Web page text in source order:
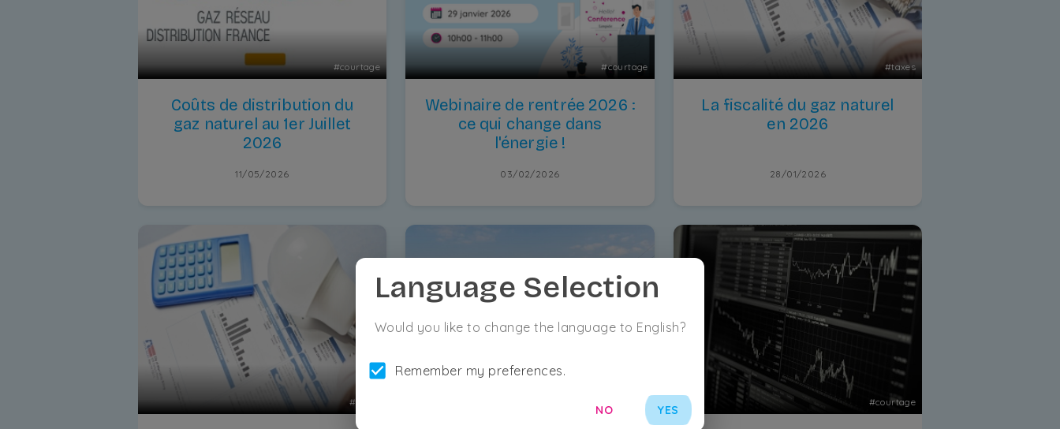
#courtage
Coûts de distribution du
gaz naturel au 1er Juillet
2026
11/05/2026
#courtage
Webinaire de rentrée 2026 :
ce qui change dans
l'énergie !
03/02/2026
#taxes
La fiscalité du gaz naturel
en 2026
28/01/2026
# courtage #courtage
Language Selection
Would you like to change the language to English?
Remember my preferences.
NO YES